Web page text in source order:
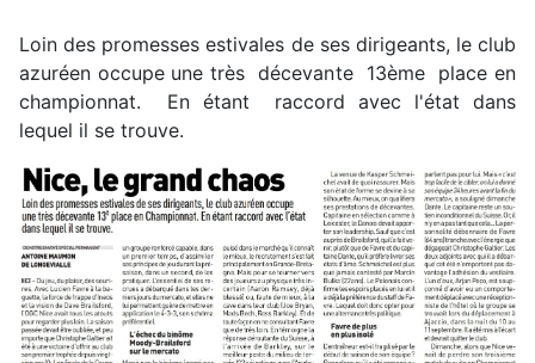
Loin des promesses estivales de ses dirigeants, le club
azuréen occupe une très décevante 13ème place en
championnat. En étant raccord avec l'état dans
lequel il se trouve.